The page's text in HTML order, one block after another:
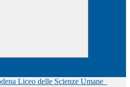
Liceo delle Scienze Umane